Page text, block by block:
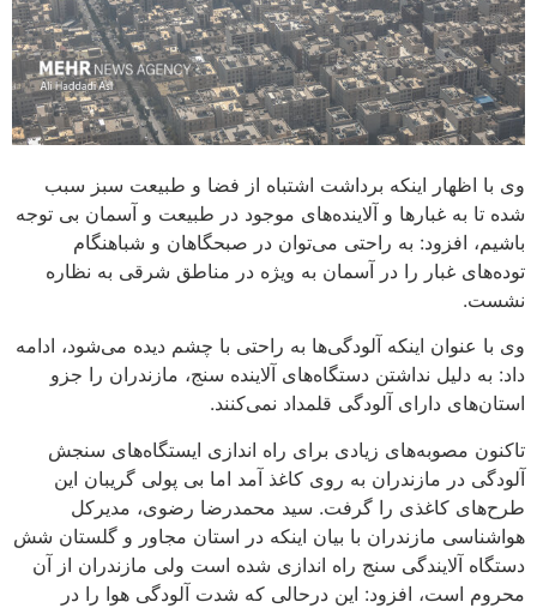
وی با اظهار اینکه برداشت اشتباه از فضا و طبیعت سبز سبب
شده تا به غبارها و آلاینده‌های موجود در طبیعت و آسمان بی توجه
باشیم، افزود: به راحتی می‌توان در صبحگاهان و شباهنگام
توده‌های غبار را در آسمان به ویژه در مناطق شرقی به نظاره
نشست.
وی با عنوان اینکه آلودگی‌ها به راحتی با چشم دیده می‌شود، ادامه
داد: به دلیل نداشتن دستگاه‌های آلاینده سنج، مازندران را جزو
استان‌های دارای آلودگی قلمداد نمی‌کنند.
تاکنون مصوبه‌های زیادی برای راه اندازی ایستگاه‌های سنجش
آلودگی در مازندران به روی کاغذ آمد اما بی پولی گریبان این
طرح‌های کاغذی را گرفت. سید محمدرضا رضوی، مدیرکل
هواشناسی مازندران با بیان اینکه در استان مجاور و گلستان شش
دستگاه آلایندگی سنج راه اندازی شده است ولی مازندران از آن
محروم است، افزود: این درحالی که شدت آلودگی هوا را در